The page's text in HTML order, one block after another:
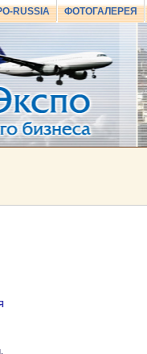
RUSSIA ФОТОГАЛЕРЕЯ